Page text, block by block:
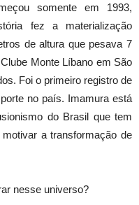
somente em 1993,
fez a materialização
de altura que pesava 7
Monte Líbano em São
Foi o primeiro registro de
no país. Imamura está
do Brasil que tem
a transformação de
nesse universo?